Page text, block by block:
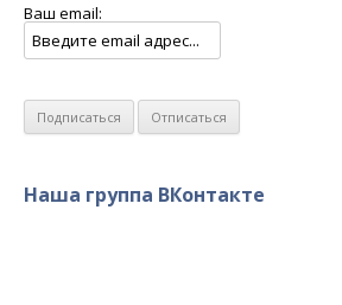
Ваш email:
Наша группа ВКонтакте